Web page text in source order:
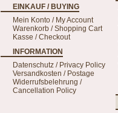
EINKAUF / BUYING
Mein Konto / My Account
Warenkorb / Shopping Cart
Kasse / Checkout
INFORMATION
Datenschutz / Privacy Policy
Versandkosten / Postage
Widerrufsbelehrung /
Cancellation Policy